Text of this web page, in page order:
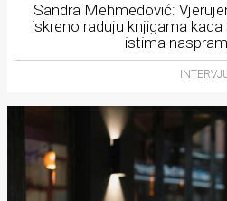
Sandra Mehmedović:
iskreno raduju knjigama
istima